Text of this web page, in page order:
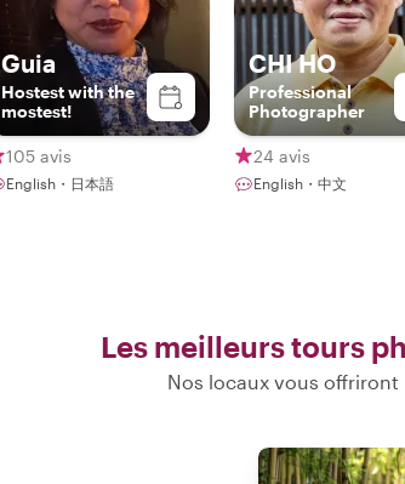
Guia
Hostest with the
mostest!
105 avis
English・日本語
CHI HO
Professional
Photographer
24 avis
English・中文
Les meilleurs tours
Nos locaux vous offriront